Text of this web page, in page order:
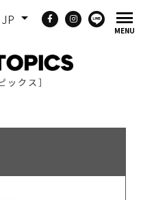
JP
ックス］